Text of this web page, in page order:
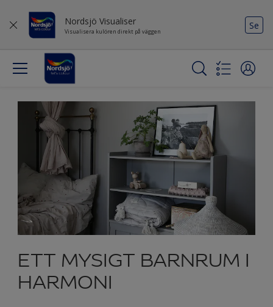
Nordsjö Visualiser
Visualisera kulören direkt på väggen
Se
ETT MYSIGT BARNRUM I
HARMONI